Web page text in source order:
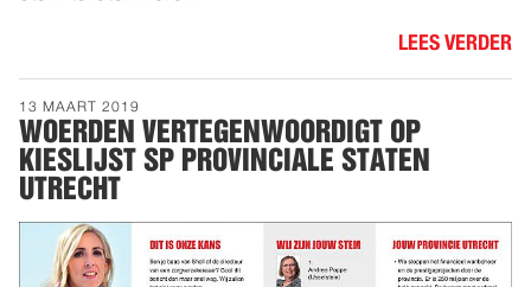
LEES VERDER
13 MAART 2019
WOERDEN VERTEGENWOORDIGT OP
KIESLIJST SP PROVINCIALE STATEN
UTRECHT